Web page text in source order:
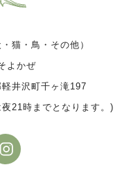
猫・鳥・その他）
よかぜ
井沢町千ヶ滝197
21時までとなります。)